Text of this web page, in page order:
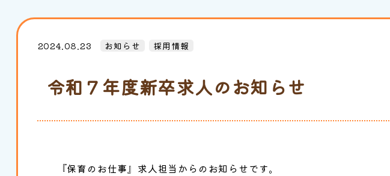
令和７年度新卒求人のお知らせ
2024.08.23 お知らせ 採用情報
『保育のお仕事』求人担当からのお知らせです。